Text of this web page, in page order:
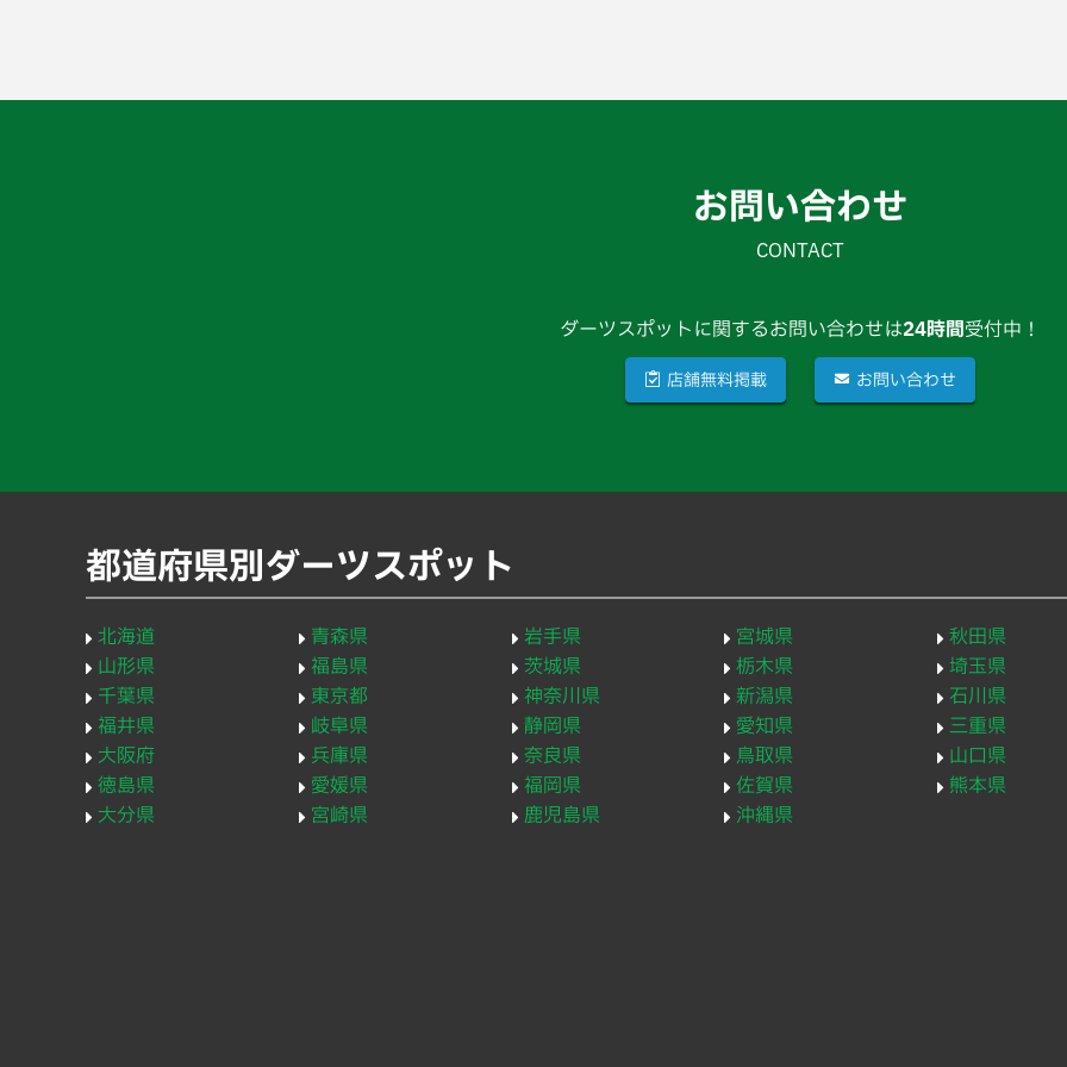
お問い合わせ
CONTACT
ダーツスポットに関するお問い合わせは24時間受付中！
店舗無料掲載 お問い合わせ
都道府県別ダーツスポット
北海道 青森県 岩手県 宮城県
秋田県
山形県
福島県 茨城県 栃木県
埼玉県
千葉県
東京都 神奈川県 新潟県
石川県
福井県
岐阜県 静岡県 愛知県
三重県
大阪府
兵庫県 奈良県 鳥取県
山口県
徳島県
愛媛県 福岡県 佐賀県
熊本県
大分県
宮崎県 鹿児島県 沖縄県